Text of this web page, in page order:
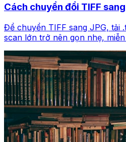
Cách chuyển đổi TIFF
Để chuyển TIFF sang JPG, tải
scan lớn trở nên gọn nhẹ,